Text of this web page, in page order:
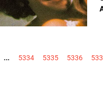
… 5334 5335 5336